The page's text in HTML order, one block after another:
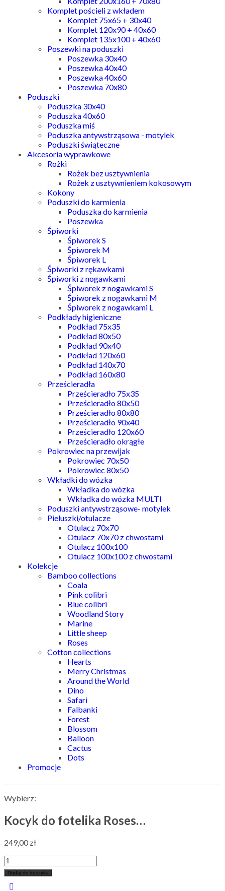
Komplet pościeli z wkładem
Komplet 75x65 + 30x40
Komplet 120x90 + 40x60
Komplet 135x100 + 40x60
Poszewki na poduszki
Poszewka 30x40
Poszewka 40x40
Poszewka 40x60
Poszewka 70x80
Poduszki
Poduszka 30x40
Poduszka 40x60
Poduszka miś
Poduszka antywstrząsowa - motylek
Poduszki świąteczne
Akcesoria wyprawkowe
Rożki
Rożek bez usztywnienia
Rożek z usztywnieniem kokosowym
Kokony
Poduszki do karmienia
Poduszka do karmienia
Poszewka
Śpiworki
Śpiworek S
Śpiworek M
Śpiworek L
Śpiworki z rękawkami
Śpiworki z nogawkami
Śpiworek z nogawkami S
Śpiworek z nogawkami M
Śpiworek z nogawkami L
Podkłady higieniczne
Podkład 75x35
Podkład 80x50
Podkład 90x40
Podkład 120x60
Podkład 140x70
Podkład 160x80
Prześcieradła
Prześcieradło 75x35
Prześcieradło 80x50
Prześcieradło 80x80
Prześcieradło 90x40
Prześcieradło 120x60
Prześcieradło okrągłe
Pokrowiec na przewijak
Pokrowiec 70x50
Pokrowiec 80x50
Wkładki do wózka
Wkładka do wózka
Wkładka do wózka MULTI
Poduszki antywstrząsowe- motylek
Pieluszki/otulacze
Otulacz 70x70
Otulacz 70x70 z chwostami
Otulacz 100x100
Otulacz 100x100 z chwostami
Kolekcje
Bamboo collections
Coala
Pink colibri
Blue colibri
Woodland Story
Marine
Little sheep
Roses
Cotton collections
Hearts
Merry Christmas
Around the World
Dino
Safari
Falbanki
Forest
Blossom
Balloon
Cactus
Dots
Promocje
Wybierz:
Kocyk do fotelika Roses…
249,00 zł
Dodaj do koszyka